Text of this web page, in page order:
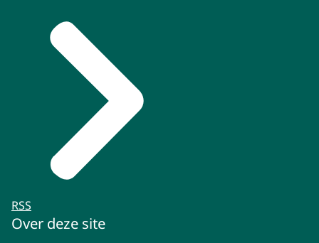
RSS
Over deze site